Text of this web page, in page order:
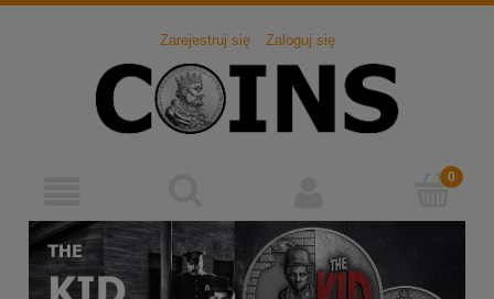
Zarejestruj się Zaloguj się